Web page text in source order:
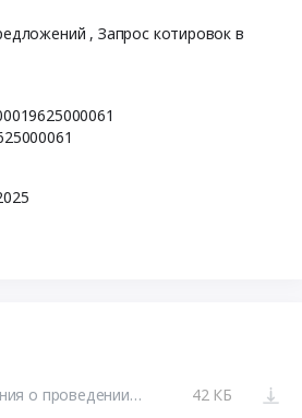
, Запрос котировок в
Изменения извещения о проведении запроса котировок в электронной форме
42 КБ